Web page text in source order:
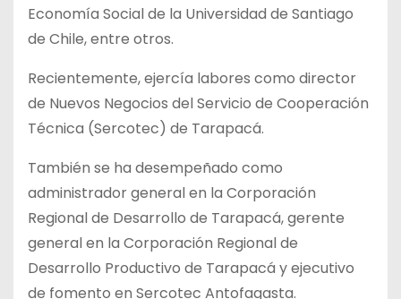
Economía Social de la Universidad de Santiago
de Chile, entre otros.
Recientemente, ejercía labores como director
de Nuevos Negocios del Servicio de Cooperación
Técnica (Sercotec) de Tarapacá.
También se ha desempeñado como
administrador general en la Corporación
Regional de Desarrollo de Tarapacá, gerente
general en la Corporación Regional de
Desarrollo Productivo de Tarapacá y ejecutivo
de fomento en Sercotec Antofagasta.